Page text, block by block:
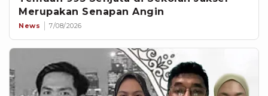
Merupakan Senapan Angin
News 7/08/2026